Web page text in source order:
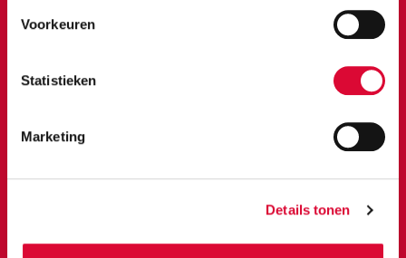
Voorkeuren
Statistieken
Marketing
Details tonen
ENERGIEZUINIGHEID
REVIT-BIBLIOTHEEK
BOUWMANAGEMENT
ONDERZOEK EN ONTWIKKELING